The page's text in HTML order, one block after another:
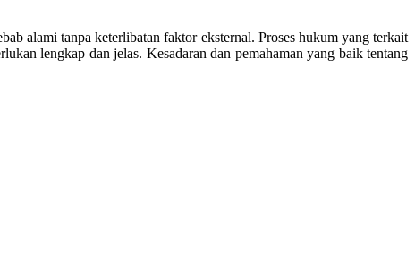
alami tanpa keterlibatan faktor eksternal. Proses hukum yang terkait
lengkap dan jelas. Kesadaran dan pemahaman yang baik tentang